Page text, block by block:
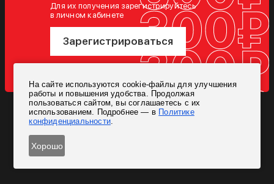
Для их получения зарегистрируйтесь
в личном кабинете
Зарегистрироваться
Telegram
Новости и акции только для своих
Согласен на обработку персональных данных
На сайте используются cookie-файлы для улучшения
работы и повышения удобства. Продолжая
пользоваться сайтом, вы соглашаетесь с их
использованием. Подробнее — в Политике
конфиденциальности.
Хорошо